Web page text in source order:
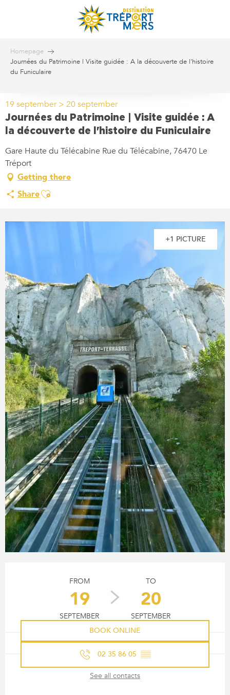
Homepage
Journées du Patrimoine | Visite guidée : A la découverte de l'histoire
du Funiculaire
19 september > 20 september
Journées du Patrimoine | Visite guidée : A
la découverte de l'histoire du Funiculaire
Gare Haute du Télécabine Rue du Télécabine, 76470 Le
Tréport
Getting there
ShareAjouter aux favoris
+1 PICTURE
FROM
19
SEPTEMBER
TO
20
SEPTEMBER
BOOK ONLINE
02 35 86 05 ▒▒
See all contacts